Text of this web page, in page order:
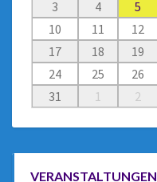
3
4 5
10
11 12
17
18 19
24
25 26
31
1 2
VERANSTALTUNGEN